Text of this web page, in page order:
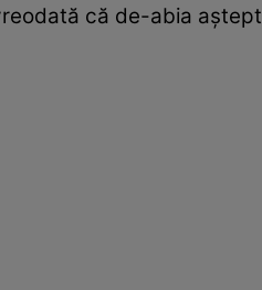
că de-abia